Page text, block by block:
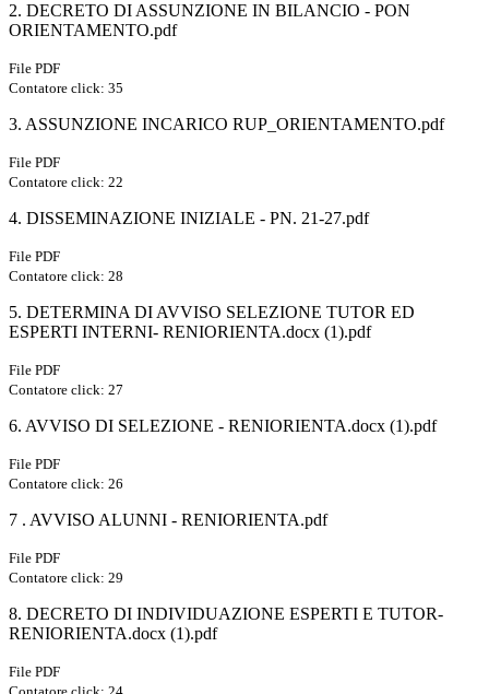
2. DECRETO DI ASSUNZIONE IN BILANCIO - PON
ORIENTAMENTO.pdf
File PDF
Contatore click: 35
3. ASSUNZIONE INCARICO RUP_ORIENTAMENTO.pdf
File PDF
Contatore click: 22
4. DISSEMINAZIONE INIZIALE - PN. 21-27.pdf
File PDF
Contatore click: 28
5. DETERMINA DI AVVISO SELEZIONE TUTOR ED
ESPERTI INTERNI- RENIORIENTA.docx (1).pdf
File PDF
Contatore click: 27
6. AVVISO DI SELEZIONE - RENIORIENTA.docx (1).pdf
File PDF
Contatore click: 26
7 . AVVISO ALUNNI - RENIORIENTA.pdf
File PDF
Contatore click: 29
8. DECRETO DI INDIVIDUAZIONE ESPERTI E TUTOR-
RENIORIENTA.docx (1).pdf
File PDF